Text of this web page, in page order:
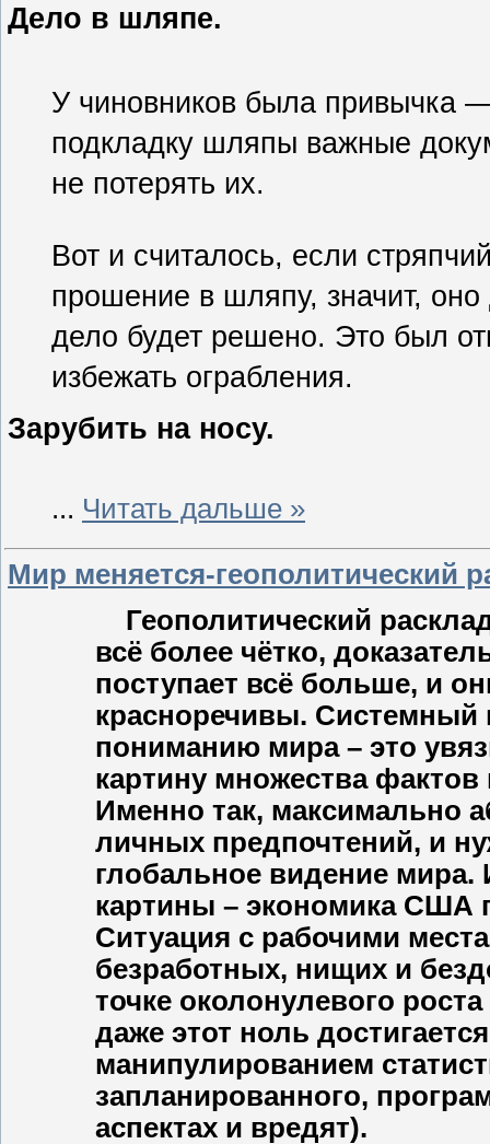
Дело в шляпе.
У чиновников была привычка
подкладку шляпы важные
не потерять их.
Вот и считалось, если
прошение в шляпу, значит,
дело будет решено. Это был
избежать ограбления.
Зарубить на носу.
... Читать дальше »
Мир меняется-геополитический
Геополитический
всё более чётко,
поступает всё больше, и
красноречивы. Системный
пониманию мира – это
картину множества фактов
Именно так, максимально
личных предпочтений, и
глобальное видение мира.
картины – экономика США
Ситуация с рабочими
безработных, нищих и
точке околонулевого
даже этот ноль
манипулированием
запланированного,
аспектах и вредят).